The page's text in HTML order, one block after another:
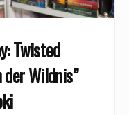
Twisted
Wildnis”